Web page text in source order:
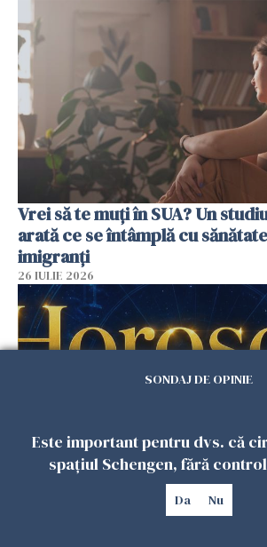
Vrei să te muți în SUA? Un
arată ce se întâmplă cu
imigranți
26 IULIE 2026
Horoscop 27 iulie. Lunea care
săptămânii. Universul deschide
SONDAJ DE OPINIE
Este important pentru dvs. că
spațiul Schengen, fără
Da Nu